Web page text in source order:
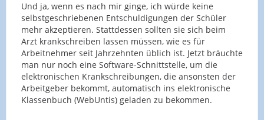
Und ja, wenn es nach mir ginge, ich würde keine
selbstgeschriebenen Entschuldigungen der Schüler
mehr akzeptieren. Stattdessen sollten sie sich beim
Arzt krankschreiben lassen müssen, wie es für
Arbeitnehmer seit Jahrzehnten üblich ist. Jetzt bräuchte
man nur noch eine Software-Schnittstelle, um die
elektronischen Krankschreibungen, die ansonsten der
Arbeitgeber bekommt, automatisch ins elektronische
Klassenbuch (WebUntis) geladen zu bekommen.